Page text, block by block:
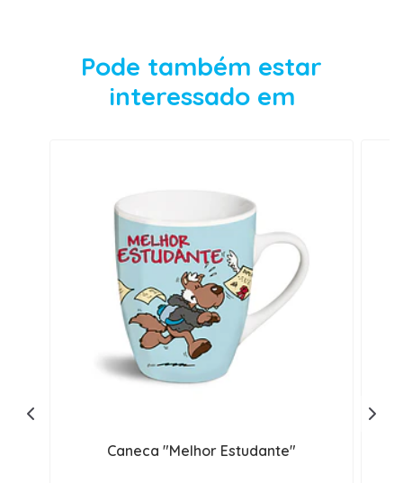
Pode também estar
interessado em
Caneca "Melhor Estudante"